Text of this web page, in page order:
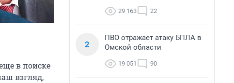
в поиске
взгляд,
29 163 22
2
ПВО отражает атаку БПЛА в
Омской области
19 051 90